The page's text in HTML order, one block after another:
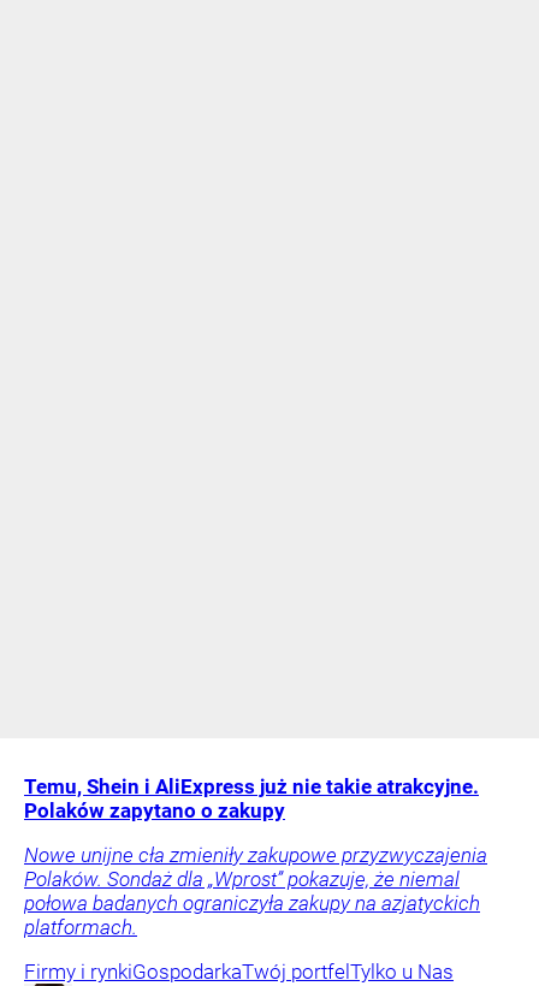
Temu, Shein i AliExpress już nie takie atrakcyjne.
Polaków zapytano o zakupy
Nowe unijne cła zmieniły zakupowe przyzwyczajenia
Polaków. Sondaż dla „Wprost” pokazuje, że niemal
połowa badanych ograniczyła zakupy na azjatyckich
platformach.
Firmy i rynkiGospodarkaTwój portfel Tylko u Nas